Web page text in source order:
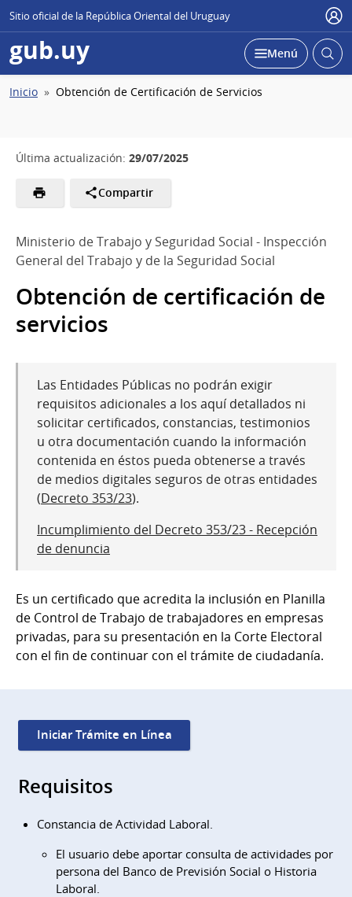
Sitio oficial de la República Oriental del Uruguay
gub.uy Desplegar
Menú Abrir
Ruta
Inicio Obtención de Certificación de Servicios
Última actualización: 29/07/2025
Compartir
Ministerio de Trabajo y Seguridad Social - Inspección
General del Trabajo y de la Seguridad Social
Obtención de certificación de
servicios
Las Entidades Públicas no podrán exigir
requisitos adicionales a los aquí detallados ni
solicitar certificados, constancias, testimonios
u otra documentación cuando la información
contenida en éstos pueda obtenerse a través
de medios digitales seguros de otras entidades
(Decreto 353/23).
Incumplimiento del Decreto 353/23 - Recepción
de denuncia
Es un certificado que acredita la inclusión en Planilla
de Control de Trabajo de trabajadores en empresas
privadas, para su presentación en la Corte Electoral
con el fin de continuar con el trámite de ciudadanía.
Iniciar Trámite en Línea
Requisitos
Constancia de Actividad Laboral.
El usuario debe aportar consulta de actividades por
persona del Banco de Previsión Social o Historia
Laboral.